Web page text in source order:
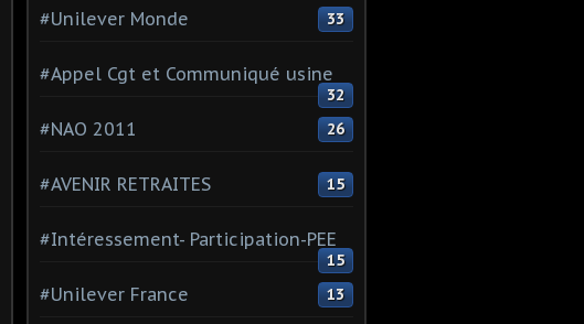
#Unilever Monde 33
#Appel Cgt et Communiqué usine
32
#NAO 2011 26
#AVENIR RETRAITES 15
#Intéressement- Participation-PEE
15
#Unilever France 13